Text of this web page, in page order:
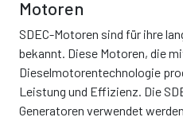
Motoren
SDEC-Motoren sind für ihre
bekannt. Diese Motoren, die
Dieselmotorentechnologie
Leistung und Effizienz. Die
Generatoren verwendet